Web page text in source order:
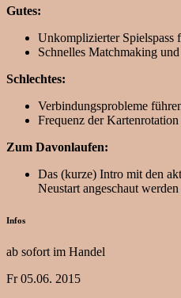
Gutes:
Unkomplizierter Spielspass
Schnelles Matchmaking
Schlechtes:
Verbindungsprobleme
Frequenz der
Zum Davonlaufen:
Das (kurze) Intro mit den
Neustart angeschaut werden
Infos
ab sofort im Handel
Fr 05.06. 2015